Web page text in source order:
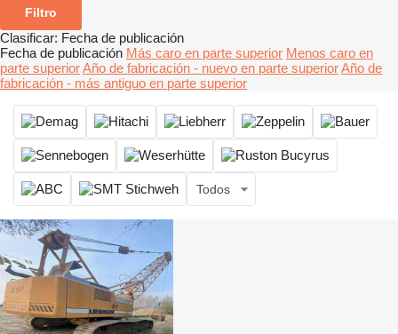
Filtro
Clasificar: Fecha de publicación
Fecha de publicación Más caro en parte superior Menos caro en
parte superiorAño de fabricación - nuevo en parte superiorAño de
fabricación - más antiguo en parte superior
Todos